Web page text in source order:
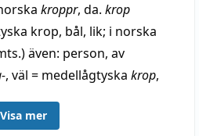
kroppr, da. krop
krop, bål, lik; i norska
även: person, av
, väl = medellågtyska krop,
fornhögtyska, nyhögtyska
Visa mer